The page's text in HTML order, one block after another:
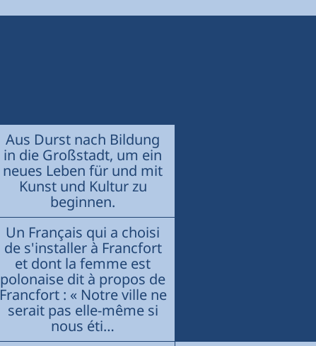
Aus Durst nach Bildung
in die Großstadt, um ein
neues Leben für und mit
Kunst und Kultur zu
beginnen.
Un Français qui a choisi
de s'installer à Francfort
et dont la femme est
polonaise dit à propos de
Francfort : « Notre ville ne
serait pas elle-même si
nous éti…